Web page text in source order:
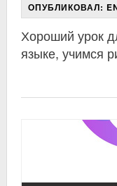
ОПУБЛИКОВАЛ:
Хороший урок
языке, учимся